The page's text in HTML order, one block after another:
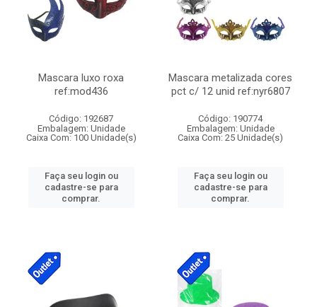
Mascara luxo roxa
ref:mod436
Código: 192687
Embalagem: Unidade
Caixa Com: 100 Unidade(s)
Faça seu login ou
cadastre-se para
comprar.
Mascara metalizada cores
pct c/ 12 unid ref:nyr6807
Código: 190774
Embalagem: Unidade
Caixa Com: 25 Unidade(s)
Faça seu login ou
cadastre-se para
comprar.